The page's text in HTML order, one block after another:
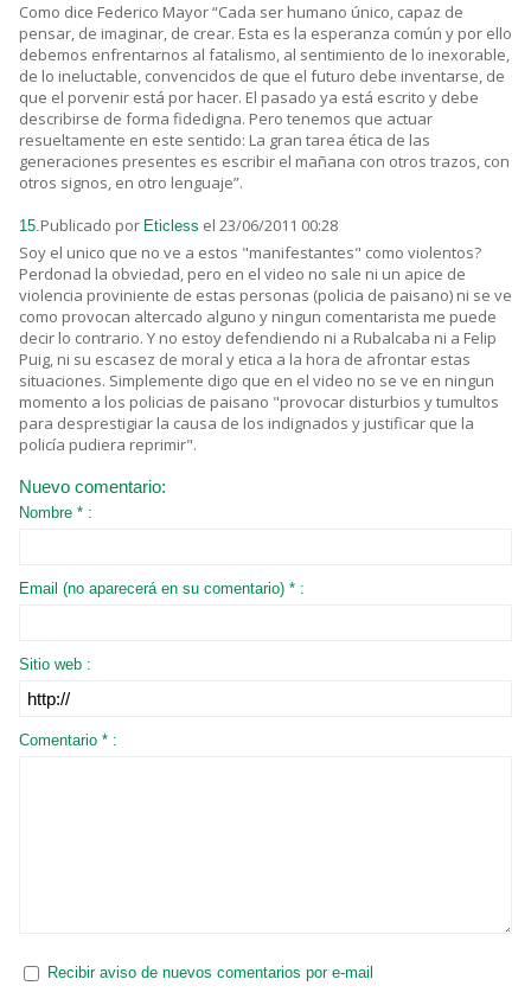
Como dice Federico Mayor “Cada ser humano único, capaz de
pensar, de imaginar, de crear. Esta es la esperanza común y por ello
debemos enfrentarnos al fatalismo, al sentimiento de lo inexorable,
de lo ineluctable, convencidos de que el futuro debe inventarse, de
que el porvenir está por hacer. El pasado ya está escrito y debe
describirse de forma fidedigna. Pero tenemos que actuar
resueltamente en este sentido: La gran tarea ética de las
generaciones presentes es escribir el mañana con otros trazos, con
otros signos, en otro lenguaje”.
15.Publicado por Eticless el 23/06/2011 00:28
Soy el unico que no ve a estos "manifestantes" como violentos?
Perdonad la obviedad, pero en el video no sale ni un apice de
violencia proviniente de estas personas (policia de paisano) ni se ve
como provocan altercado alguno y ningun comentarista me puede
decir lo contrario. Y no estoy defendiendo ni a Rubalcaba ni a Felip
Puig, ni su escasez de moral y etica a la hora de afrontar estas
situaciones. Simplemente digo que en el video no se ve en ningun
momento a los policias de paisano "provocar disturbios y tumultos
para desprestigiar la causa de los indignados y justificar que la
policía pudiera reprimir".
Nuevo comentario:
Nombre * :
Email (no aparecerá en su comentario) * :
Sitio web :
Comentario * :
Recibir aviso de nuevos comentarios por e-mail